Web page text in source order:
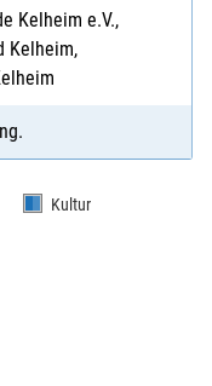
Kelheim e.V.,
Kelheim,
Kultur